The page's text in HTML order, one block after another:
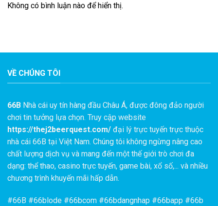
Không có bình luận nào để hiển thị.
VỀ CHÚNG TÔI
66B Nhà cái uy tín hàng đầu Châu Á, được đông đảo người
chơi tin tưởng lựa chọn. Truy cập website
https://thej2beerquest.com/ đại lý trực tuyến trực thuộc
nhà cái 66B tại Việt Nam. Chúng tôi không ngừng nâng cao
chất lượng dịch vụ và mang đến một thế giới trò chơi đa
dạng: thể thao, casino trực tuyến, game bài, xổ số,... và nhiều
chương trình khuyến mãi hấp dẫn.
#66B #66blode #66bcom #66bdangnhap #66bapp #66b